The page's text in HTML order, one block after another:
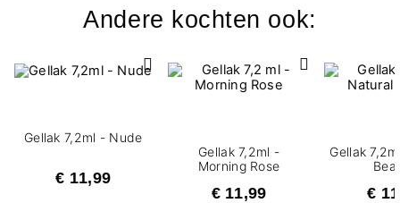
Andere kochten ook:
Gellak 7,2ml - Nude
€ 11,99
Gellak 7,2ml -
Morning Rose
€ 11,99
Gellak
€